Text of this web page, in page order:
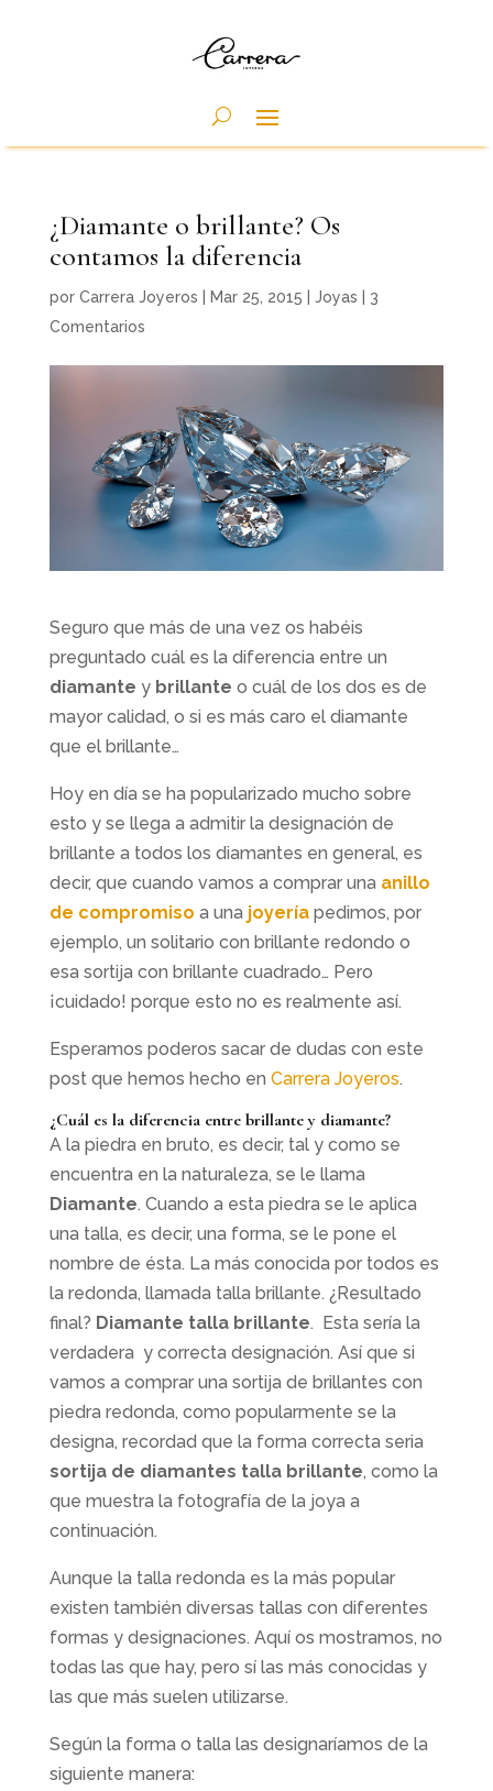
¿Diamante o brillante? Os
contamos la diferencia
por Carrera Joyeros Mar 25, 2015 Joyas
3
Comentarios
Seguro que más de una vez os habéis
preguntado cuál es la diferencia entre un
diamante y brillante o cuál de los dos es de
mayor calidad, o si es más caro el diamante
que el brillante…
Hoy en día se ha popularizado mucho sobre
esto y se llega a admitir la designación de
brillante a todos los diamantes en general, es
decir, que cuando vamos a comprar unaanillo
de compromiso a una joyería pedimos, por
ejemplo, un solitario con brillante redondo o
esa sortija con brillante cuadrado… Pero
¡cuidado! porque esto no es realmente así.
Esperamos poderos sacar de dudas con este
post que hemos hecho en Carrera Joyeros.
¿Cuál es la diferencia entre brillante y diamante?
A la piedra en bruto, es decir, tal y como se
encuentra en la naturaleza, se le llama
Diamante. Cuando a esta piedra se le aplica
una talla, es decir, una forma, se le pone el
nombre de ésta. La más conocida por todos es
la redonda, llamada talla brillante. ¿Resultado
final? Diamante talla brillante. Esta sería la
verdadera y correcta designación. Así que si
vamos a comprar una sortija de brillantes con
piedra redonda, como popularmente se la
designa, recordad que la forma correcta seria
sortija de diamantes talla brillante, como la
que muestra la fotografía de la joya a
continuación.
Aunque la talla redonda es la más popular
existen también diversas tallas con diferentes
formas y designaciones. Aquí os mostramos, no
todas las que hay, pero sí las más conocidas y
las que más suelen utilizarse.
Según la forma o talla las designaríamos de la
siguiente manera: